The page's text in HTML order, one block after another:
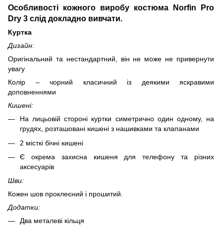
Особливості кожного виробу костюма Norfin Pro
Dry 3 слід докладно вивчати.
Куртка
Дизайн:
Оригінальний та нестандартний, він не може не привернути
увагу
Колір – чорний класичний із деякими яскравими
доповненнями
Кишені:
На лицьовій стороні куртки симетрично один одному, на
грудях, розташовані кишені з нашивками та клапанами
2 місткі бічні кишені
Є окрема захисна кишеня для телефону та різних
аксесуарів
Шви:
Кожен шов проклеєний і прошитий.
Додатки:
Два металеві кільця